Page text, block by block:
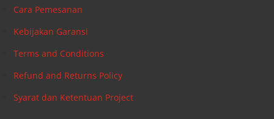
Cara Pemesanan
Kebijakan Garansi
Terms and Conditions
Refund and Returns Policy
Syarat dan Ketentuan Project